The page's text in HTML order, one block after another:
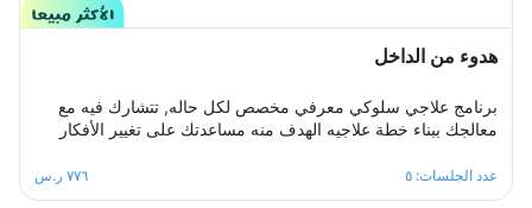
هدوء من الداخل
برنامج علاجي سلوكي معرفي مخصص لكل حاله, تتشارك فيه مع
معالجك ببناء خطة علاجيه الهدف منه مساعدتك على تغيير الأفكار
اوشك يعتريك ، معالجك سيكون الى جانبك خطوة بخطوة ليساعدك
على تخطي ازمة التوتر والقلق المفرط لتعود لك الطمأنينة
عدد الجلسات: ٥ ٧٧٦ ر.س